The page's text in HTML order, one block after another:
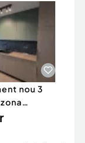
nou 3